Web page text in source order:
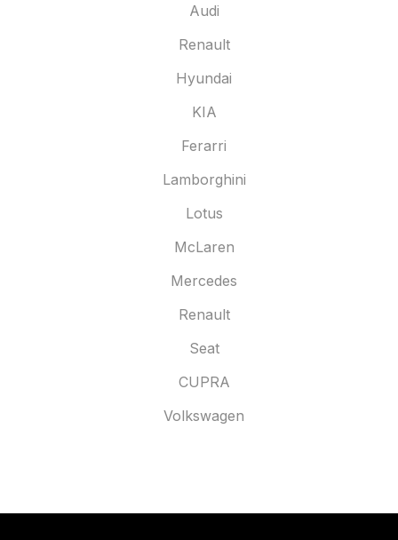
Audi
Renault
Hyundai
KIA
Ferarri
Lamborghini
Lotus
McLaren
Mercedes
Renault
Seat
CUPRA
Volkswagen